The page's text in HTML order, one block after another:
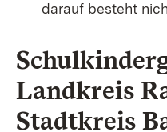
darauf besteht
Landkreis
Stadtkreis